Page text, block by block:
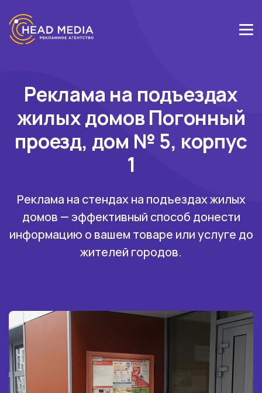
Реклама на подъездах
жилых домов Погонный
проезд, дом № 5, корпус
1
Реклама на стендах на подъездах жилых
домов — эффективный способ донести
информацию о вашем товаре или услуге до
жителей городов.